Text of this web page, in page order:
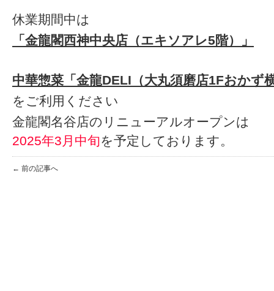
休業期間中は
「金龍閣西神中央店（エキソアレ5階）」
中華惣菜「金龍DELI（大丸須磨店1Fおかず
をご利用ください
金龍閣名谷店のリニューアルオープンは
2025年3月中旬を予定しております。
← 前の記事へ